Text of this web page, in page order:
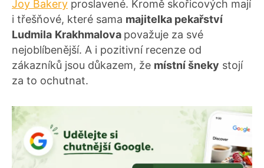
Joy Bakery proslavené. Kromě skořicových mají
i třešňové, které sama majitelka pekařství
Ludmila Krakhmalova považuje za své
nejoblíbenější. A i pozitivní recenze od
zákazníků jsou důkazem, že místní šneky stojí
za to ochutnat.